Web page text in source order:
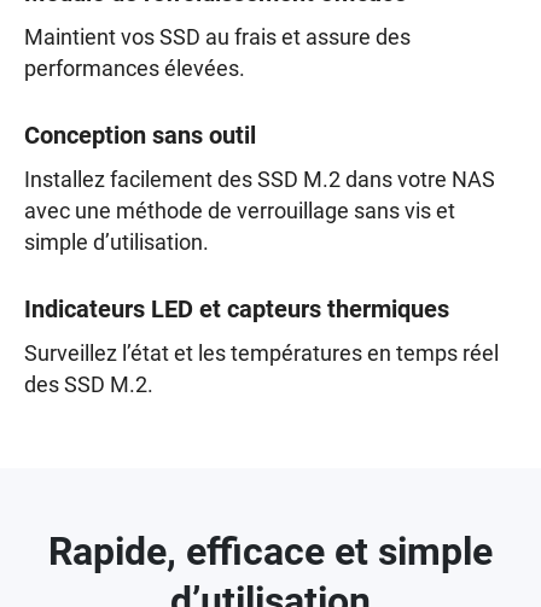
Maintient vos SSD au frais et assure des
performances élevées.
Conception sans outil
Installez facilement des SSD M.2 dans votre NAS
avec une méthode de verrouillage sans vis et
simple d’utilisation.
Indicateurs LED et capteurs thermiques
Surveillez l’état et les températures en temps réel
des SSD M.2.
Rapide, efficace et simple